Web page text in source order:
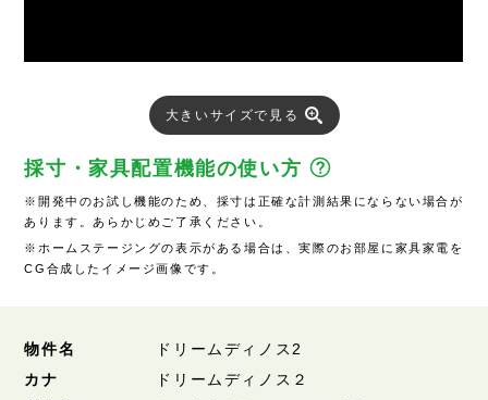
大きいサイズで見る
採寸・家具配置機能の使い方
※開発中のお試し機能のため、採寸は正確な計測結果にならない場合が
あります。あらかじめご了承ください。
※ホームステージングの表示がある場合は、実際のお部屋に家具家電を
CG合成したイメージ画像です。
物件名
ドリームディノス2
カナ
ドリームディノス２